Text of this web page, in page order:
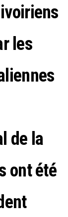
les
de la
ont été